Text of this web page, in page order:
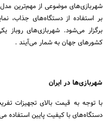
شهربازی‌های موضوعی از مهم‌ترین
بر استفاده از دستگاه‌های جذاب،
برگزار می‌شود. شهربازی‌های
کشورهای جهان به شمار می‌آیند .
شهربازی‌ها در ایران
با توجه به قیمت بالای تجهیزات
دستگاه‌های با کیفیت پایین استفاده